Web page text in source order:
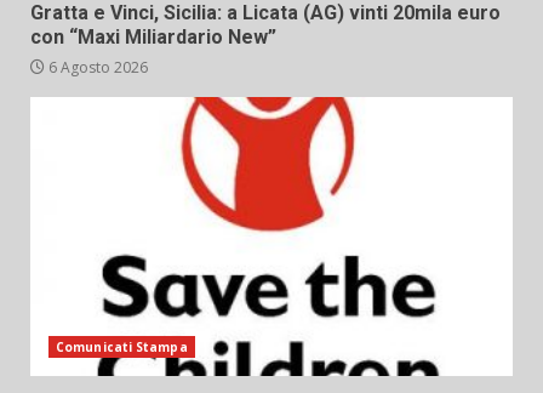
Gratta e Vinci, Sicilia: a Licata (AG) vinti 20mila euro
con “Maxi Miliardario New”
6 Agosto 2026
Comunicati Stampa